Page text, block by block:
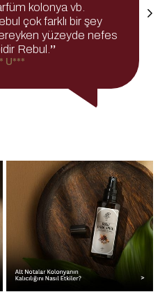
kolonya vb.
çok farklı bir şey
yüzeyde nefes
Rebul.’’
U***